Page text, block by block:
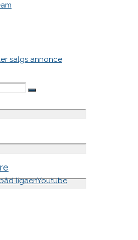
salgs annonce
Search
ligaenYoutube